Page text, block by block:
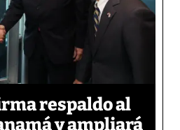
respaldo al
y ampliará